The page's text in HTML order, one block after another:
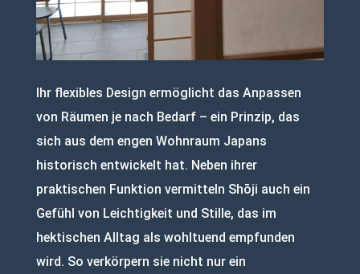
Ihr flexibles Design ermöglicht das Anpassen
von Räumen je nach Bedarf – ein Prinzip, das
sich aus dem engen Wohnraum Japans
historisch entwickelt hat. Neben ihrer
praktischen Funktion vermitteln Shōji auch ein
Gefühl von Leichtigkeit und Stille, das im
hektischen Alltag als wohltuend empfunden
wird. So verkörpern sie nicht nur ein